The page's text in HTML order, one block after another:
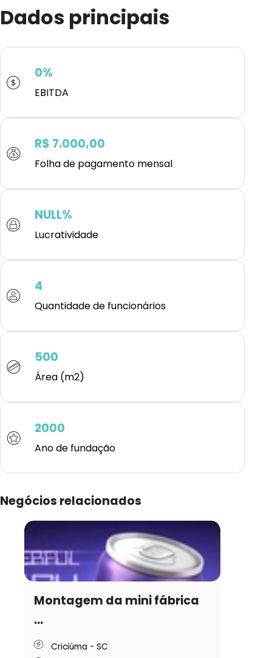
Dados principais
0%
EBITDA
R$ 7.000,00
Folha de pagamento mensal
NULL%
Lucratividade
4
Quantidade de funcionários
500
Área (m2)
2000
Ano de fundação
Negócios relacionados
Montagem da mini fábrica
...
Criciúma - SC